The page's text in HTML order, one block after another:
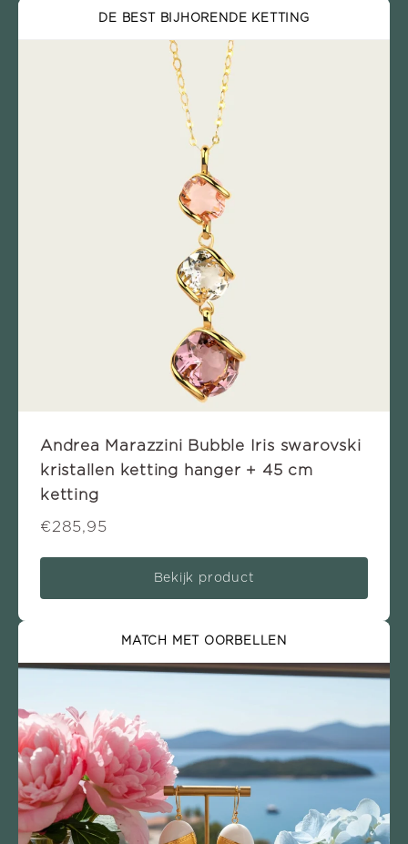
DE BEST BIJHORENDE KETTING
Andrea Marazzini Bubble Iris swarovski
kristallen ketting hanger + 45 cm
ketting
€285,95
Bekijk product
MATCH MET OORBELLEN